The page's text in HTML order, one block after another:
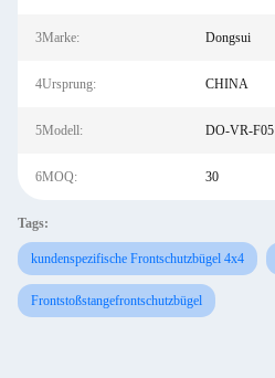
3Marke: Dongsui
4Ursprung: CHINA
5Modell: DO-VR-F05
6MOQ: 30
Tags:
kundenspezifische Frontschutzbügel 4x4
Frontstoßstangefrontschutzbügel